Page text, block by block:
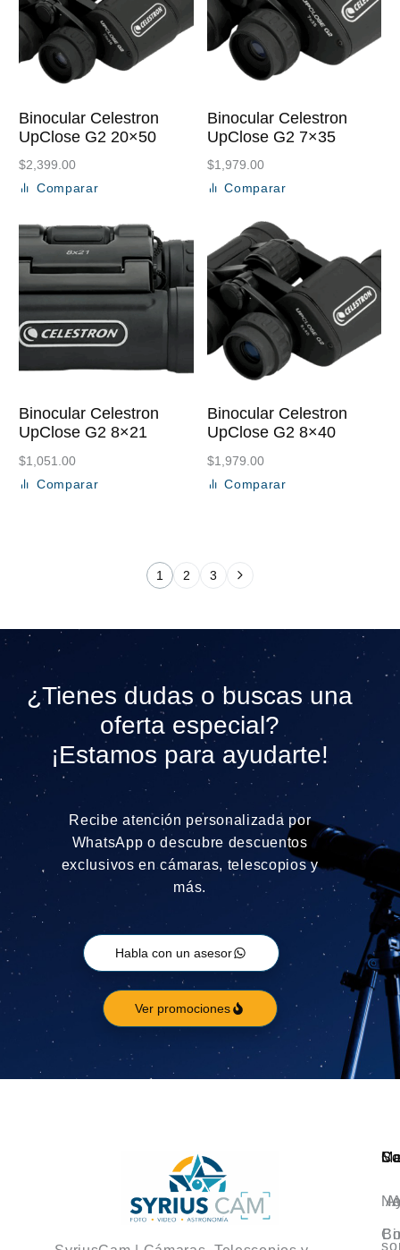
Binocular Celestron
UpClose G2 20×50
$2,399.00
Añadir al carrito
Comparar
Binocular Celestron
UpClose G2 7×35
$1,979.00
Añadir al carrito
Comparar
Binocular Celestron
UpClose G2 8×21
$1,051.00
Añadir al carrito
Comparar
Binocular Celestron
UpClose G2 8×40
$1,979.00
Añadir al carrito
Comparar
1 2 3
¿Tienes dudas o buscas una
oferta especial?
¡Estamos para ayudarte!
Recibe atención personalizada por
WhatsApp o descubre descuentos
exclusivos en cámaras, telescopios y
más.
Habla con un asesor
Ver promociones